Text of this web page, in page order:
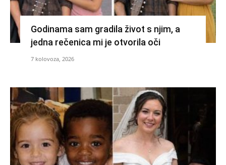
Godinama sam gradila život s njim, a
jedna rečenica mi je otvorila oči
7 kolovoza, 2026